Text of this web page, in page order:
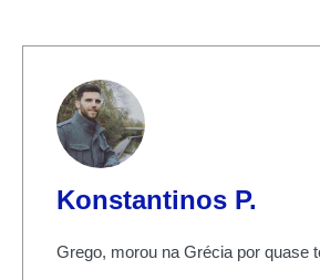
Konstantinos P.
Grego, morou na Grécia por quase